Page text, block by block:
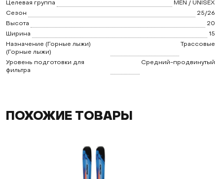
Целевая группа
MEN / UNISEX
Сезон
25/26
Высота
20
Ширина
15
Назначение (Горные лыжи)
(Горные лыжи)
Трассовые
Уровень подготовки для
фильтра
Средний-продвинутый
ПОХОЖИЕ ТОВАРЫ